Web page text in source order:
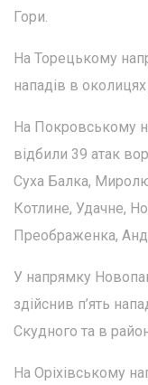
Гори.
На Торецькому
нападів в
На Покровському
відбили 39 атак
Суха Балка,
Котлине, Удачне,
Преображенка,
У напрямку
здійснив п’ять
Скудного та в
На Оріхівському